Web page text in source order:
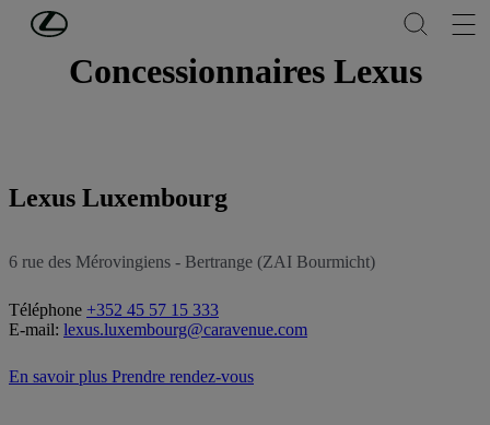
Passer au contenu principal
Concessionnaires Lexus
Lexus Luxembourg
6 rue des Mérovingiens - Bertrange (ZAI Bourmicht)
Téléphone +352 45 57 15 333
E-mail: lexus.luxembourg@caravenue.com
En savoir plus Prendre rendez-vous